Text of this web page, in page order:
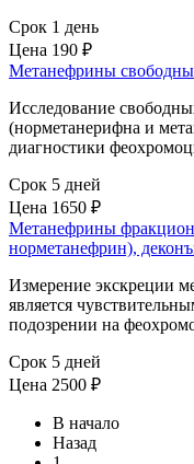
Срок 1 день
Цена 190 ₽
Метанефрины
Исследование
(норметанерифна и
диагностики
Срок 5 дней
Цена 1650 ₽
Метанефрины
норметанефрин),
Измерение экскреции
является
подозрении на
Срок 5 дней
Цена 2500 ₽
В начало
Назад